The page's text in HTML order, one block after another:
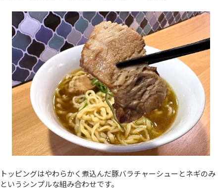
トッピングはやわらかく煮込んだ豚バラチャーシューとネギのみ
というシンプルな組み合わせです。